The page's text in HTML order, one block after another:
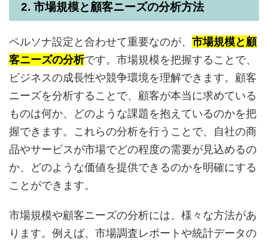
2. 市場規模と顧客ニーズの分析方法
ペルソナ設定と合わせて重要なのが、 市場規模と顧
客ニーズの分析です。市場規模を把握することで、
ビジネスの成長性や競争環境を理解できます。顧客
ニーズを分析することで、顧客が本当に求めている
ものは何か、どのような課題を抱えているのかを把
握できます。これらの分析を行うことで、自社の商
品やサービスが市場でどの程度の需要が見込めるの
か、どのような価値を提供できるのかを明確にする
ことができます。
市場規模や顧客ニーズの分析には、様々な方法があ
ります。例えば、市場調査レポートや統計データの